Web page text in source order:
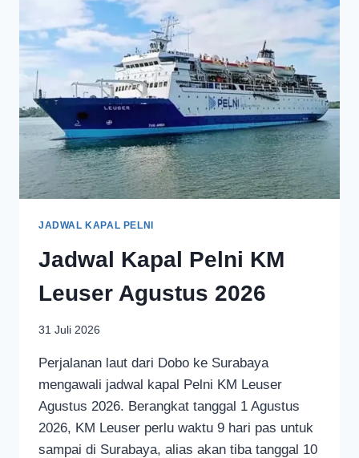
JADWAL KAPAL PELNI
Jadwal Kapal Pelni KM
Leuser Agustus 2026
31 Juli 2026
Perjalanan laut dari Dobo ke Surabaya
mengawali jadwal kapal Pelni KM Leuser
Agustus 2026. Berangkat tanggal 1 Agustus
2026, KM Leuser perlu waktu 9 hari pas untuk
sampai di Surabaya, alias akan tiba tanggal 10